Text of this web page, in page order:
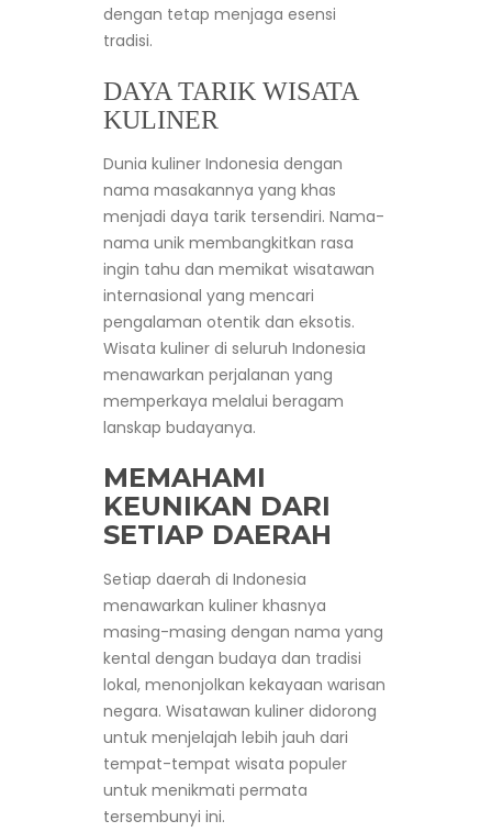
dengan tetap menjaga esensi
tradisi.
DAYA TARIK WISATA
KULINER
Dunia kuliner Indonesia dengan
nama masakannya yang khas
menjadi daya tarik tersendiri. Nama-
nama unik membangkitkan rasa
ingin tahu dan memikat wisatawan
internasional yang mencari
pengalaman otentik dan eksotis.
Wisata kuliner di seluruh Indonesia
menawarkan perjalanan yang
memperkaya melalui beragam
lanskap budayanya.
MEMAHAMI
KEUNIKAN DARI
SETIAP DAERAH
Setiap daerah di Indonesia
menawarkan kuliner khasnya
masing-masing dengan nama yang
kental dengan budaya dan tradisi
lokal, menonjolkan kekayaan warisan
negara. Wisatawan kuliner didorong
untuk menjelajah lebih jauh dari
tempat-tempat wisata populer
untuk menikmati permata
tersembunyi ini.